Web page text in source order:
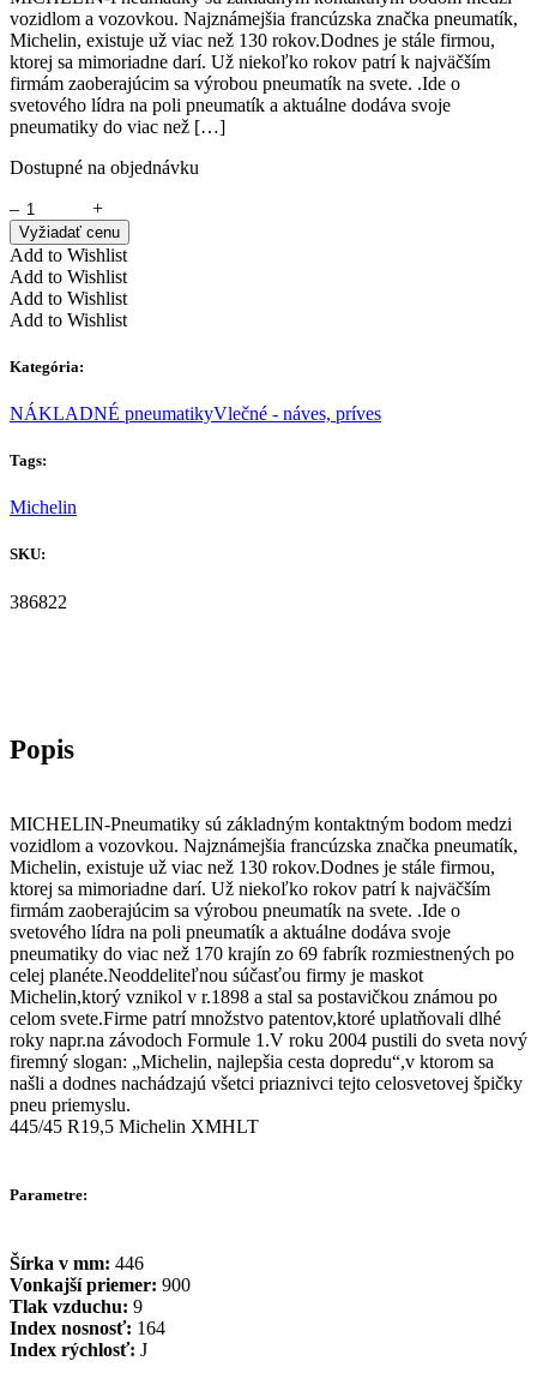
vozidlom a vozovkou. Najznámejšia francúzska značka pneumatík,
Michelin, existuje už viac než 130 rokov.Dodnes je stále firmou,
ktorej sa mimoriadne darí. Už niekoľko rokov patrí k najväčším
firmám zaoberajúcim sa výrobou pneumatík na svete. .Ide o
svetového lídra na poli pneumatík a aktuálne dodáva svoje
pneumatiky do viac než […]
Dostupné na objednávku
–
+
Vyžiadať cenu
Add to Wishlist
Add to Wishlist
Add to Wishlist
Add to Wishlist
Kategória:
NÁKLADNÉ pneumatikyVlečné - náves, príves
Tags:
Michelin
SKU:
386822
MICHELIN-Pneumatiky sú základným kontaktným bodom medzi
vozidlom a vozovkou. Najznámejšia francúzska značka pneumatík,
Michelin, existuje už viac než 130 rokov.Dodnes je stále firmou,
ktorej sa mimoriadne darí. Už niekoľko rokov patrí k najväčším
firmám zaoberajúcim sa výrobou pneumatík na svete. .Ide o
svetového lídra na poli pneumatík a aktuálne dodáva svoje
pneumatiky do viac než 170 krajín zo 69 fabrík rozmiestnených po
celej planéte.Neoddeliteľnou súčasťou firmy je maskot
Michelin,ktorý vznikol v r.1898 a stal sa postavičkou známou po
celom svete.Firme patrí množstvo patentov,ktoré uplatňovali dlhé
roky napr.na závodoch Formule 1.V roku 2004 pustili do sveta nový
firemný slogan: „Michelin, najlepšia cesta dopredu“,v ktorom sa
našli a dodnes nachádzajú všetci priaznivci tejto celosvetovej špičky
pneu priemyslu.
445/45 R19,5 Michelin XMHLT
Parametre:
Šírka v mm: 446
Vonkajší priemer: 900
Tlak vzduchu: 9
Index nosnosť: 164
Index rýchlosť: J